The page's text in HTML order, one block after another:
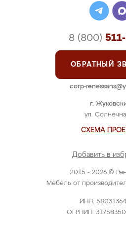
2015 - 2026 ©
Мебель от
ИНН:
ОГРНИП:
г.
ул.
СХЕМА
Добавить в
8 (800)
ОБРАТНЫЙ
corp-